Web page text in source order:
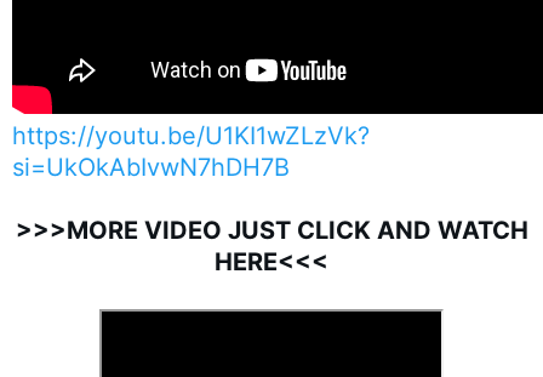
https://youtu.be/U1KI1wZLzVk?
si=UkOkAbIvwN7hDH7B
>>>MORE VIDEO JUST CLICK AND WATCH
HERE<<<